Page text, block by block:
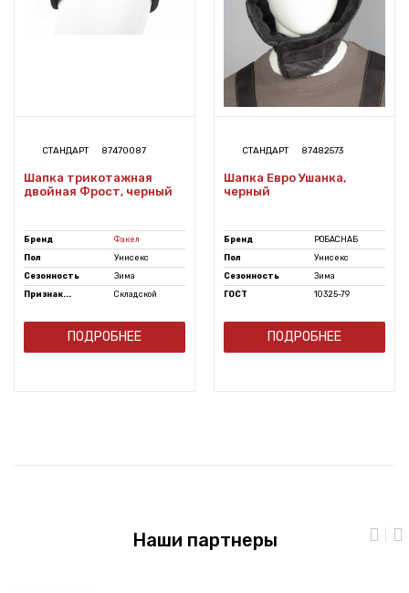
СТАНДАРТ 87470087
Шапка трикотажная
двойная Фрост, черный
Бренд
Факел
Пол
Унисекс
Сезонность
Зима
Признак...
Складской
ПОДРОБНЕЕ
СТАНДАРТ 87482573
Шапка Евро Ушанка,
черный
Бренд
РОБАСНАБ
Пол
Унисекс
Сезонность
Зима
ГОСТ
10325-79
ПОДРОБНЕЕ
Наши партнеры